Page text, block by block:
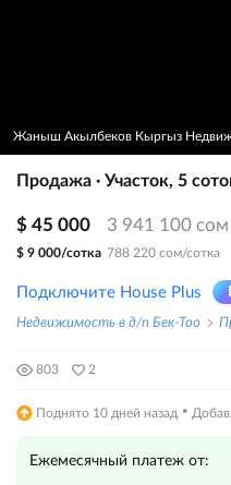
Жаныш Акылбеков Кыргыз
Продажа · Участок, 5
$ 45 000 3 941 100 сом
$ 9 000/сотка 788 220 сом/сотка
Подключите House Plus
Недвижимость в д/п Бек-Тоо
803 2
Поднято 10 дней назад ·
Ежемесячный платеж от: